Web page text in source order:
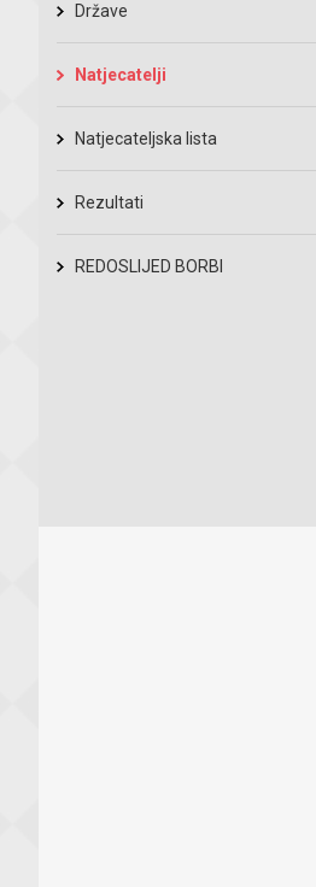
Države
Natjecatelji
Natjecateljska lista
Rezultati
REDOSLIJED BORBI